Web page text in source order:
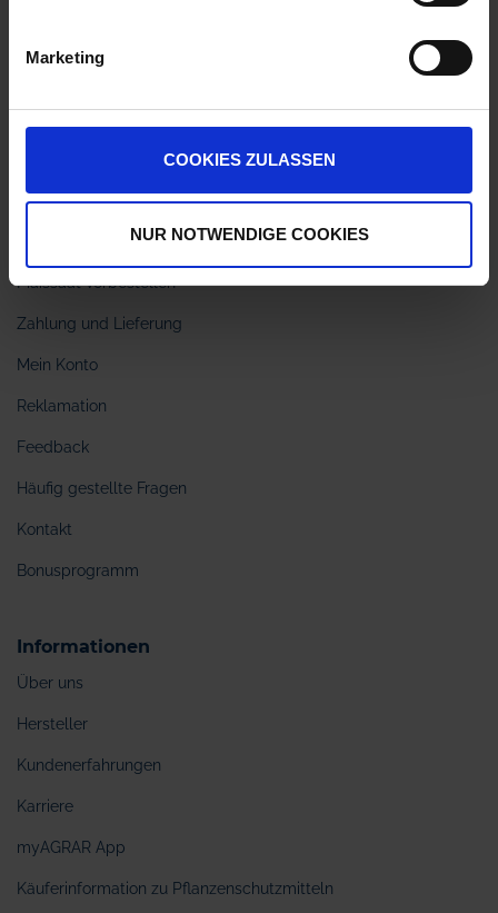
Marketing
COOKIES ZULASSEN
NUR NOTWENDIGE COOKIES
Bestellen bei myAGRAR
Freischaltung Sachkundenachweis
Webinar Sachkundenachweis
Maissaat vorbestellen
Zahlung und Lieferung
Mein Konto
Reklamation
Feedback
Häufig gestellte Fragen
Kontakt
Bonusprogramm
Informationen
Über uns
Hersteller
Kundenerfahrungen
Karriere
myAGRAR App
Käuferinformation zu Pflanzenschutzmitteln